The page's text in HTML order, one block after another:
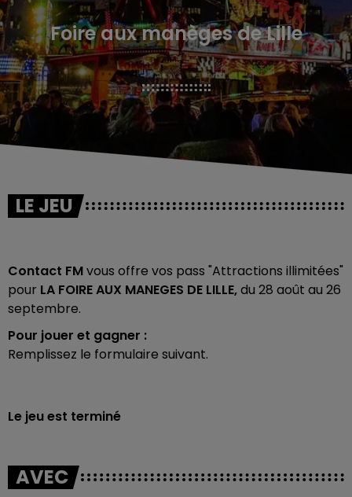
Foire aux manèges de Lille
LE JEU
Contact FMvous offre vos pass "Attractions illimitées"
pour LA FOIRE AUX MANEGES DE LILLE,du 28 août au 26
septembre.
Pour jouer et gagner :
Remplissez le formulaire suivant.
Le jeu est terminé
AVEC